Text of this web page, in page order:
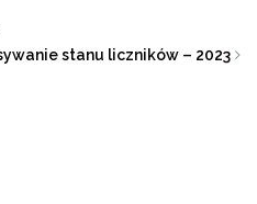
stanu liczników – 2023